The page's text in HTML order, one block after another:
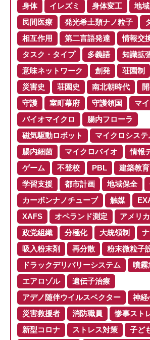
身体
イレズミ 身体変工
地
民間医療
発光希土類ナノ粒子
相互作用
第二言語発達 情報交
タスク・タイプ
多義語
知識拡
意味ネットワーク
創発 荘園制
災害史
荘園史 南北朝時代
守護
室町幕府 守護領国
マ
バイオマイクロ
腸内フローラ
磁気駆動ロボット
マイクロシステ
腸内細菌
マイクロバイオ
情報
ゲーム
不登校 PBL 建築教育
学習支援
都市計画 地域保全
カーボンナノチューブ
触媒
XAFS
オペランド測定
アメリ
政党組織
分極化 大統領制
吸入粉末剤
再分散
粉末微粒子
ドラックデリバリーシステム
噴霧
エアロゾル
遺伝子治療
アデノ随伴ウイルスベクター
神経
災害救援者
消防職員
惨事スト
新型コロナ
ストレス対策
子ど